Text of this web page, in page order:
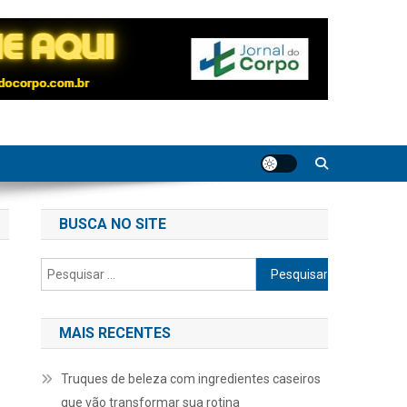
BUSCA NO SITE
Pesquisar
por:
MAIS RECENTES
Truques de beleza com ingredientes caseiros
que vão transformar sua rotina